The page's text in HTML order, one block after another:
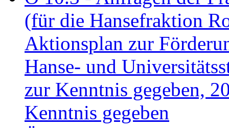
(für die Hansefraktion
Aktionsplan zur
Hanse- und
zur Kenntnis gegeben,
Kenntnis gegeben